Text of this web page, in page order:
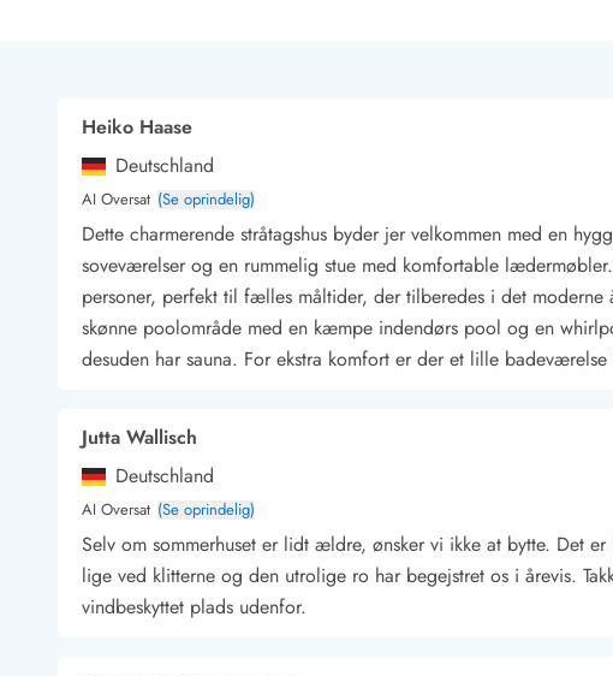
Minigolf i Vestjylland
Svømmehaller og badelande
Golfferie i sommerhus
Rideskoler/Ponyridning
Vandring langs Vestkysten
Vandski for hele familien
Historiske museer
Kunstmuseer
Kunsthåndværk og gallerier
Kulinariske oplevelser
Sandskulpturfestival
Hold jul i sommerhuset
Vikingetiden i Danmark
Heiko Haase
Deutschland
AI Oversat (Se oprindelig)
Dette charmerende stråtagshus byder jer velkommen med en
soveværelser og en rummelig stue med komfortable
personer, perfekt til fælles måltider, der tilberedes i det
skønne poolområde med en kæmpe indendørs pool og en
desuden har sauna. For ekstra komfort er der et lille
Jutta Wallisch
Deutschland
AI Oversat (Se oprindelig)
Selv om sommerhuset er lidt ældre, ønsker vi ikke at bytte. Det
lige ved klitterne og den utrolige ro har begejstret os i årevis.
vindbeskyttet plads udenfor.